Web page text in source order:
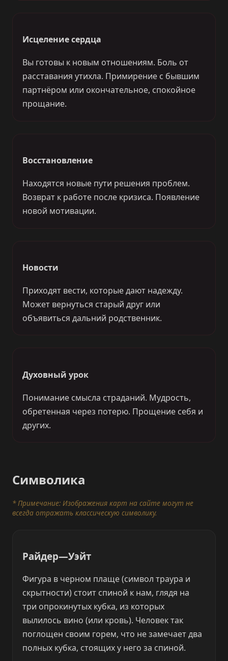
Исцеление сердца
Вы готовы к новым отношениям. Боль от
расставания утихла. Примирение с бывшим
партнёром или окончательное, спокойное
прощание.
Восстановление
Находятся новые пути решения проблем.
Возврат к работе после кризиса. Появление
новой мотивации.
Новости
Приходят вести, которые дают надежду.
Может вернуться старый друг или
объявиться дальний родственник.
Духовный урок
Понимание смысла страданий. Мудрость,
обретенная через потерю. Прощение себя и
других.
Символика
* Примечание: Изображения карт на сайте могут не
всегда отражать классическую символику.
Райдер—Уэйт
Фигура в черном плаще (символ траура и
скрытности) стоит спиной к нам, глядя на
три опрокинутых кубка, из которых
вылилось вино (или кровь). Человек так
поглощен своим горем, что не замечает два
полных кубка, стоящих у него за спиной.